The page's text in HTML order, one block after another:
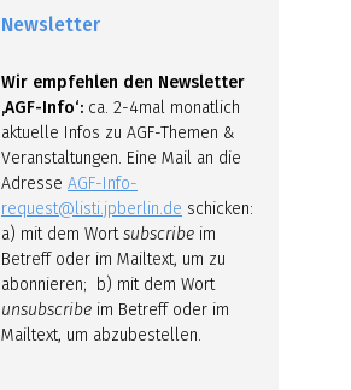
Newsletter
Wir empfehlen den Newsletter
‚AGF-Info‘: ca. 2-4mal monatlich
aktuelle Infos zu AGF-Themen &
Veranstaltungen. Eine Mail an die
Adresse AGF-Info-
request@listi.jpberlin.de schicken:
a) mit dem Wortsubscribe im
Betreff oder im Mailtext, um zu
abonnieren; b) mit dem Wort
unsubscribe im Betreff oder im
Mailtext, um abzubestellen.